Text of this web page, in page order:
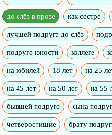
до слёз в прозе как сестре
лучшей подруге до слёз
подруге юности коллеге
на юбилей 18 лет на 25
на 45 лет на 50 лет на 55
бывшей подруге сына
четверостишие брату